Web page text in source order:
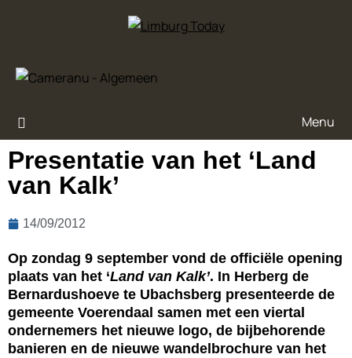
Menu
Presentatie van het ‘Land
van Kalk’
14/09/2012
Op zondag 9 september vond de officiële opening
plaats van het ‘Land van Kalk’. In Herberg de
Bernardushoeve te Ubachsberg presenteerde de
gemeente Voerendaal samen met een viertal
ondernemers het nieuwe logo, de bijbehorende
banieren en de nieuwe wandelbrochure van het